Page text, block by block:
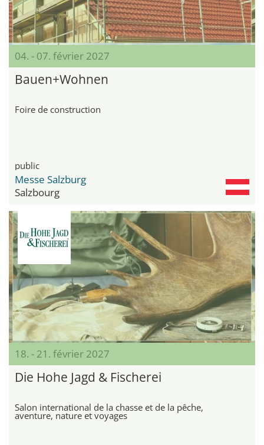
04. - 07. février 2027
Bauen+Wohnen
Foire de construction
public
Messe Salzburg
Salzbourg
18. - 21. février 2027
Die Hohe Jagd & Fischerei
Salon international de la chasse et de la pêche,
aventure, nature et voyages